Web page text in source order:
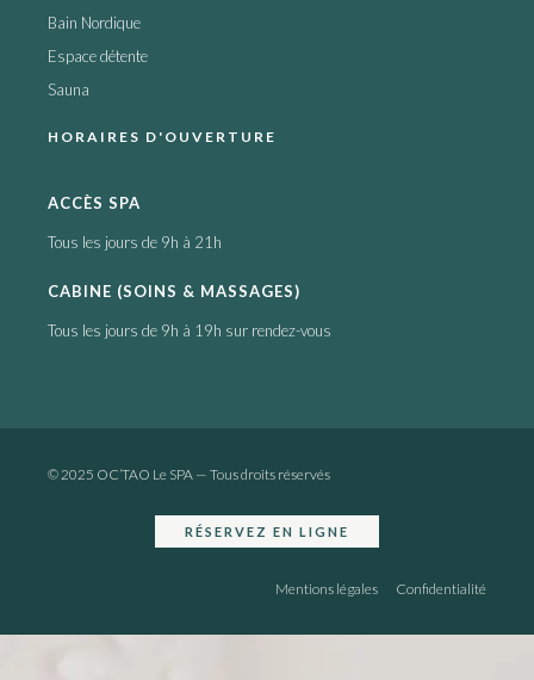
Bain Nordique
Espace détente
Sauna
HORAIRES D'OUVERTURE
ACCÈS SPA
Tous les jours de 9h à 21h
CABINE (SOINS & MASSAGES)
Tous les jours de 9h à 19h sur rendez-vous
© 2025 OC’TAO Le SPA — Tous droits réservés
RÉSERVEZ EN LIGNE
Mentions légales Confidentialité